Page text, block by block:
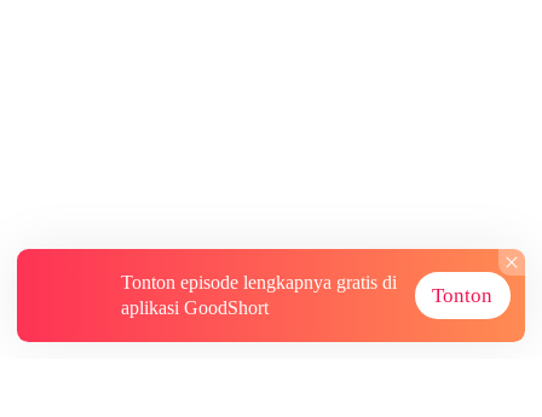
Tonton episode lengkapnya gratis di
aplikasi GoodShort
Tonton